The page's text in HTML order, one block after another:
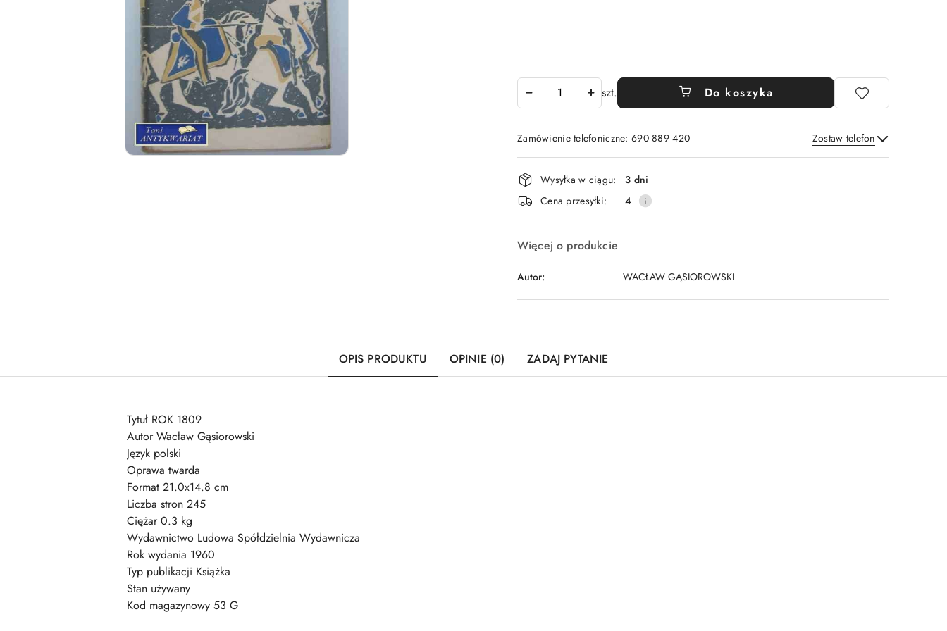
szt. Do koszyka
Zamówienie telefoniczne: 690 889 420 Zostaw telefon
Wyślij
Dostępność
i
dostawa
Wysyłka w ciągu:
3 dni
Cena przesyłki:
4
Więcej o produkcie
Autor: WACŁAW GĄSIOROWSKI
OPIS PRODUKTU OPINIE (0) ZADAJ PYTANIE
Tytuł ROK 1809
Autor Wacław Gąsiorowski
Język polski
Oprawa twarda
Format 21.0x14.8 cm
Liczba stron 245
Ciężar 0.3 kg
Wydawnictwo Ludowa Spółdzielnia Wydawnicza
Rok wydania 1960
Typ publikacji Książka
Stan używany
Kod magazynowy 53 G